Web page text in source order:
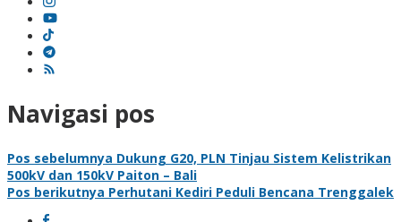
Navigasi pos
Pos sebelumnya Dukung G20, PLN Tinjau Sistem Kelistrikan
500kV dan 150kV Paiton – Bali
Pos berikutnya Perhutani Kediri Peduli Bencana Trenggalek